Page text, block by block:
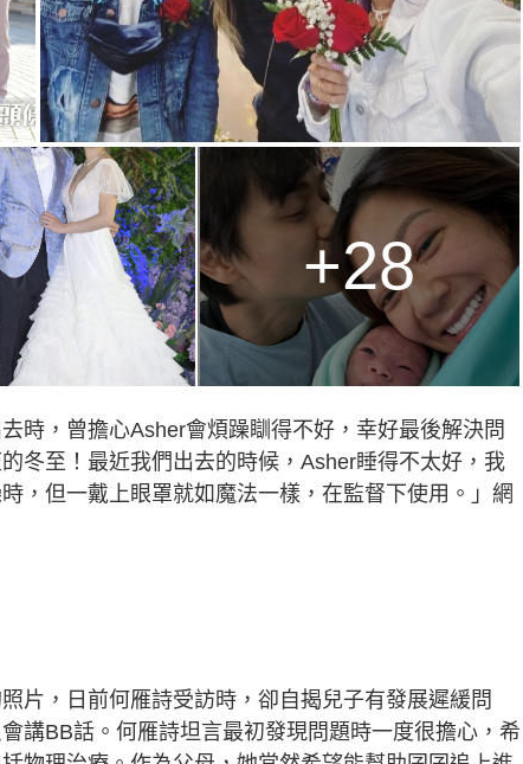
+28
時，曾擔心Asher會煩躁瞓得不好，幸好最後解決問
冬至！最近我們出去的時候，Asher睡得不太好，我
，但一戴上眼罩就如魔法一樣，在監督下使用。」網
片，日前何雁詩受訪時，卻自揭兒子有發展遲緩問
講BB話。何雁詩坦言最初發現問題時一度很擔心，希